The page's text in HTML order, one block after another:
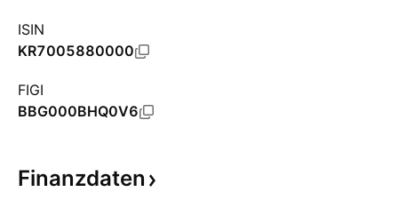
ISIN
KR7005880000
FIGI
BBG000BHQ0V6
Finanzdaten